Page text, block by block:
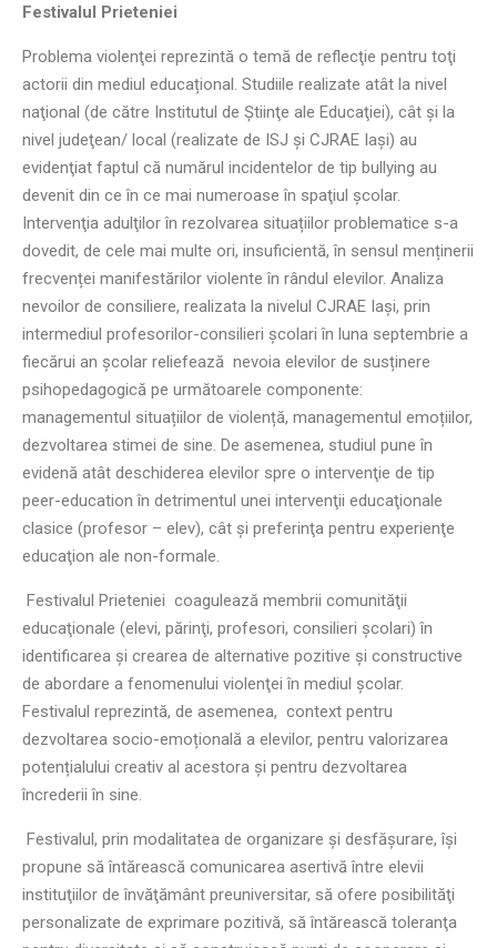
Festivalul Prieteniei
Problema violenţei reprezintă o temă de reflecţie pentru toţi
actorii din mediul educațional. Studiile realizate atât la nivel
naţional (de către Institutul de Ştiinţe ale Educaţiei), cât şi la
nivel judeţean/ local (realizate de ISJ şi CJRAE Iaşi) au
evidenţiat faptul că numărul incidentelor de tip bullying au
devenit din ce în ce mai numeroase în spaţiul şcolar.
Intervenţia adulţilor în rezolvarea situațiilor problematice s-a
dovedit, de cele mai multe ori, insuficientă, în sensul menținerii
frecvenței manifestărilor violente în rândul elevilor. Analiza
nevoilor de consiliere, realizata la nivelul CJRAE Iași, prin
intermediul profesorilor-consilieri școlari în luna septembrie a
fiecărui an școlar reliefează nevoia elevilor de susținere
psihopedagogică pe următoarele componente:
managementul situațiilor de violență, managementul emoțiilor,
dezvoltarea stimei de sine. De asemenea, studiul pune în
evidenă atât deschiderea elevilor spre o intervenţie de tip
peer-education în detrimentul unei intervenţii educaţionale
clasice (profesor – elev), cât şi preferinţa pentru experienţe
educaţion ale non-formale.
Festivalul Prieteniei coagulează membrii comunităţii
educaţionale (elevi, părinţi, profesori, consilieri şcolari) în
identificarea şi crearea de alternative pozitive şi constructive
de abordare a fenomenului violenţei în mediul şcolar.
Festivalul reprezintă, de asemenea, context pentru
dezvoltarea socio-emoțională a elevilor, pentru valorizarea
potențialului creativ al acestora și pentru dezvoltarea
încrederii în sine.
Festivalul, prin modalitatea de organizare şi desfăşurare, îşi
propune să întărească comunicarea asertivă între elevii
instituţiilor de învăţământ preuniversitar, să ofere posibilităţi
personalizate de exprimare pozitivă, să întărească toleranţa